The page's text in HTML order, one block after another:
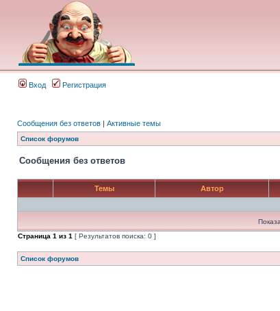
Вход Регистрация
Сообщения без ответов | Активные темы
Список форумов
Сообщения без ответов
Темы Автор
Страница 1 из 1 [ Результатов поиска: 0 ]
Список форумов